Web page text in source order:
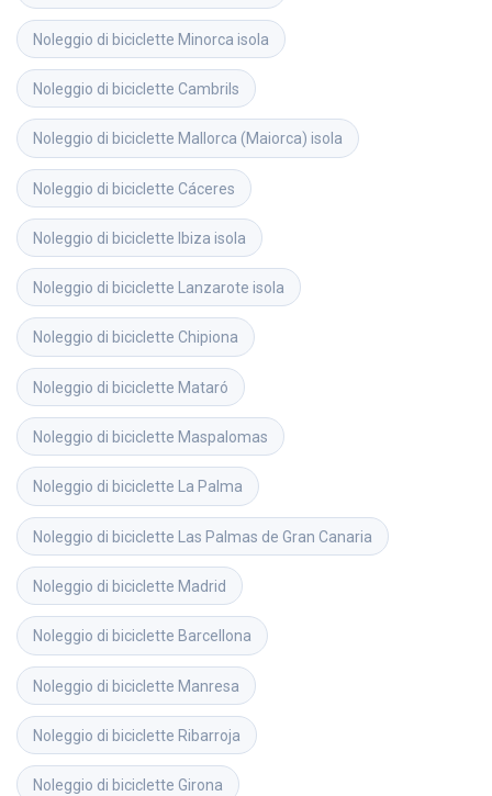
Noleggio di biciclette Minorca isola
Noleggio di biciclette Cambrils
Noleggio di biciclette Mallorca (Maiorca) isola
Noleggio di biciclette Cáceres
Noleggio di biciclette Ibiza isola
Noleggio di biciclette Lanzarote isola
Noleggio di biciclette Chipiona
Noleggio di biciclette Mataró
Noleggio di biciclette Maspalomas
Noleggio di biciclette La Palma
Noleggio di biciclette Las Palmas de Gran Canaria
Noleggio di biciclette Madrid
Noleggio di biciclette Barcellona
Noleggio di biciclette Manresa
Noleggio di biciclette Ribarroja
Noleggio di biciclette Girona